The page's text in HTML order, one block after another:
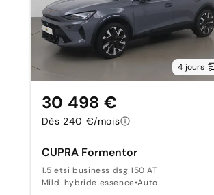
4 jours
CUPRA Formentor
1.5 etsi business dsg 150 AT
Mild-hybride essence•Auto.
30 498 €
Dès 240 €/mois